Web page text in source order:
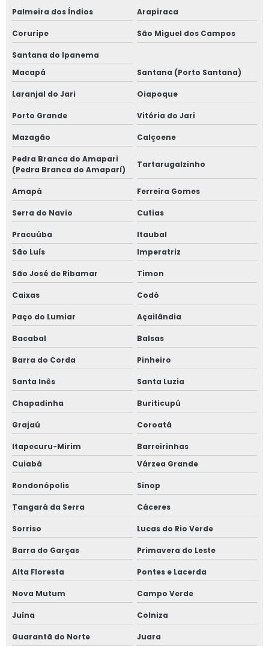
Palmeira dos Índios Arapiraca
Coruripe São Miguel dos Campos
Santana do Ipanema
Macapá
Santana (Porto Santana)
Laranjal do Jari Oiapoque
Porto Grande Vitória do Jari
Mazagão Calçoene
Pedra Branca do Amapari
(Pedra Branca do Amaparí)
Tartarugalzinho
Amapá Ferreira Gomes
Serra do Navio Cutias
Pracuúba
Itaubal
São Luís
Imperatriz
São José de Ribamar Timon
Caixas Codó
Paço do Lumiar Açailândia
Bacabal Balsas
Barra do Corda Pinheiro
Santa Inês Santa Luzia
Chapadinha Buriticupú
Grajaú Coroatá
Itapecuru-Mirim
Barreirinhas
Cuiabá
Várzea Grande
Rondonópolis Sinop
Tangará da Serra Cáceres
Sorriso Lucas do Rio Verde
Barra do Garças Primavera do Leste
Alta Floresta Pontes e Lacerda
Nova Mutum Campo Verde
Juína Colniza
Guarantã do Norte Juara